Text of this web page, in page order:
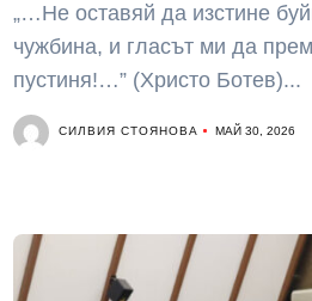
„…Не оставяй да изстине
чужбина, и гласът ми да
пустиня!…” (Христо Ботев)...
СИЛВИЯ СТОЯНОВА МАЙ 30, 2026